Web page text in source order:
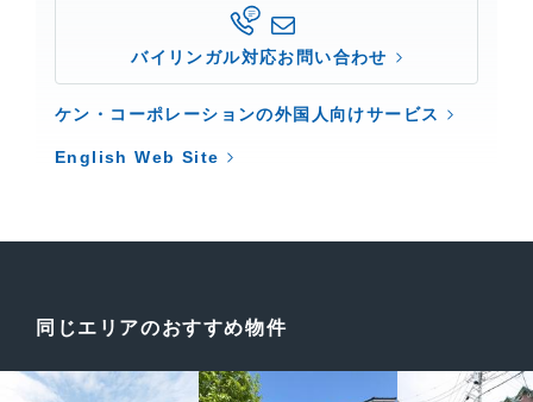
バイリンガル対応お問い合わせ
ケン・コーポレーションの外国人向けサービス
English Web Site
同じエリアのおすすめ物件